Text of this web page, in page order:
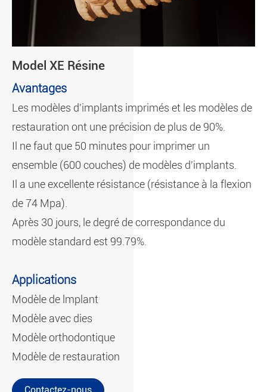
Model XE Résine
Avantages
Les modèles d'implants imprimés et les modèles de
restauration ont une précision de plus de 90%.
Il ne faut que 50 minutes pour imprimer un
ensemble (600 couches) de modèles d'implants.
Il a une excellente résistance (résistance à la flexion
de 74 Mpa).
Après 30 jours, le degré de correspondance du
modèle standard est 99.79%.
Applications
Modèle de lmplant
Modèle avec dies
Modèle orthodontique
Modèle de restauration